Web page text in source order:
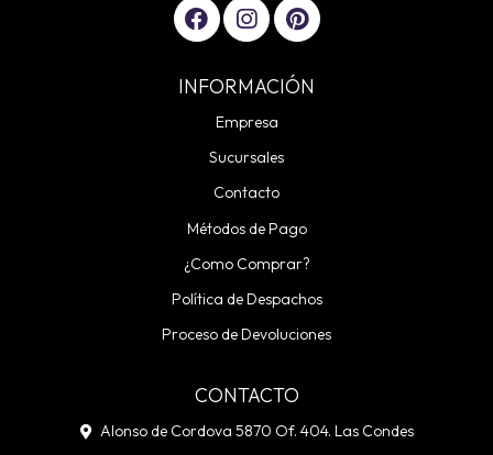
INFORMACIÓN
Empresa
Sucursales
Contacto
Métodos de Pago
¿Como Comprar?
Política de Despachos
Proceso de Devoluciones
CONTACTO
Alonso de Cordova 5870 Of. 404. Las Condes